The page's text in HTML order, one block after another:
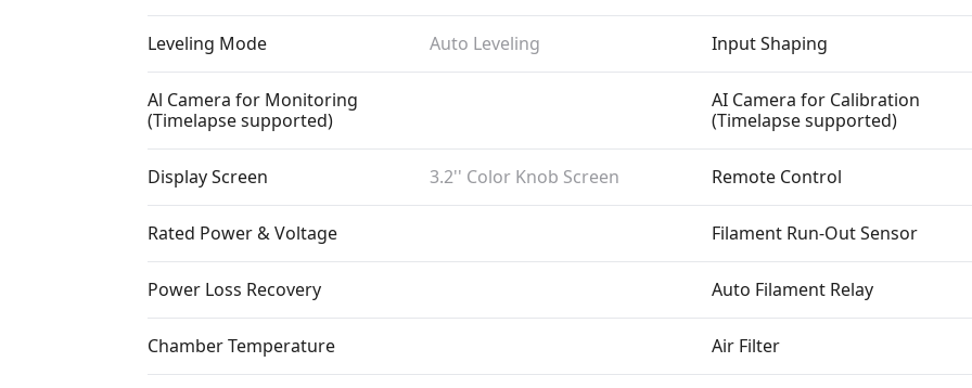
Leveling Mode Auto Leveling Input Shaping
Al Camera for Monitoring
(Timelapse supported)
AI Camera for Calibration
(Timelapse supported)
Display Screen 3.2'' Color Knob Screen Remote Control
Rated Power & Voltage Filament Run-Out Sensor
Power Loss Recovery Auto Filament Relay
Chamber Temperature Air Filter